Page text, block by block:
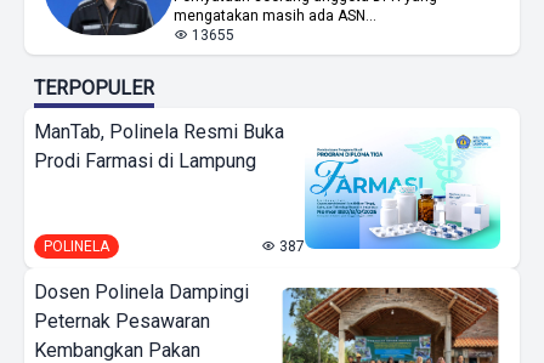
mengatakan masih ada ASN...
13655
TERPOPULER
ManTab, Polinela Resmi Buka
Prodi Farmasi di Lampung
POLINELA 387
Dosen Polinela Dampingi
Peternak Pesawaran
Kembangkan Pakan